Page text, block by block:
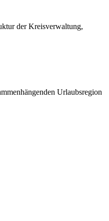
der Kreisverwaltung,
Urlaubsregion